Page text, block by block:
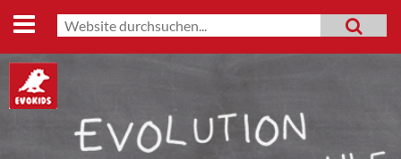
Start
Lehrmaterialien
Evo-Shop
MENU
Suchformular
Suche